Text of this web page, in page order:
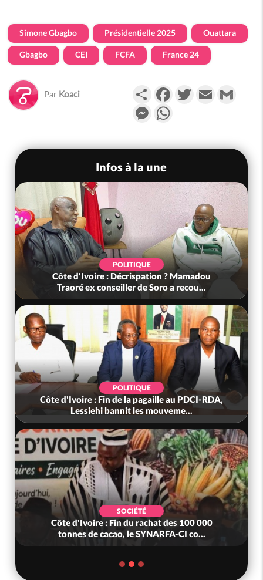
Simone Gbagbo Présidentielle 2025 Ouattara
Gbagbo CEI FCFA France 24
Par Koaci PartagerFacebookTwitterEmail
Messenger
Infos à la une
POLITIQUE
Côte d'Ivoire : Décrispation ? Mamadou
Traoré ex conseiller de Soro a recou...
POLITIQUE
Côte d'Ivoire : Fin de la pagaille au PDCI-RDA,
Lessiehi bannit les mouveme...
SOCIÉTÉ
Côte d'Ivoire : Fin du rachat des 100 000
tonnes de cacao, le SYNARFA-CI co...